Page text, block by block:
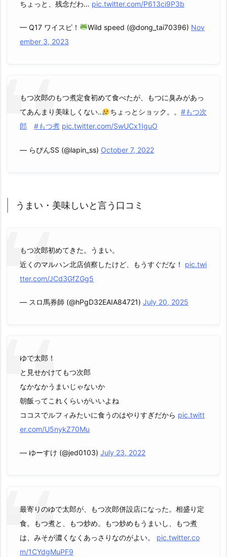
ちょっと、残念だわ… pic.twitter.com/P613ci9P3b
— Q17 ワイスピ！ Wild speed (@dong_tai70396) Nov
ember 3, 2023
もつ次郎のもつ煮定食初めて食べたが、もつに臭みがあっ
てあんまり美味しくない‥
ちょっとショック。。 #もつ次
郎
#もつ煮 pic.twitter.com/SwUCx1IguO
— らぴんSS (@lapin_ss) October 7, 2022
うまい・美味しいと言う口コミ
もつ次郎初めてきた。うまい。
近くのマルハン北店偵察したけど、もうすぐだな！ pic.twi
tter.com/JCd3GfZGg5
— スロ馬券師 (@hPgD32EAIA84721) July 20, 2025
ゆで太郎！
と見せかけてもつ次郎
なかなかうまいじゃないか
朝飯ってこれくらいがいいよね
ココスでルフィみたいに食うのはやりすぎだから pic.twitt
er.com/U5nykZ70Mu
— ゆーすけ (@jed0103) July 23, 2022
最寄りのゆで太郎が、もつ次郎併設店になった。相盛り定
食。もつ煮と、もつ炒め。もつ炒めもうまいし、もつ煮
は、みそが濃くなくあっさりなのがよい。 pic.twitter.co
m/1CYdgMuPF9